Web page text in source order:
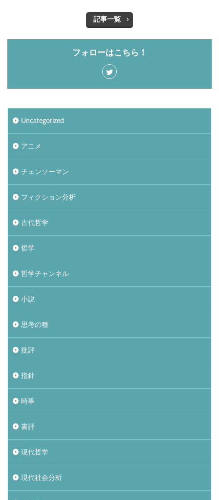
記事一覧
フォローはこちら！
Uncategorized
アニメ
チェンソーマン
フィクション分析
古代哲学
哲学
哲学チャンネル
小説
思考の種
批評
指針
時事
書評
現代哲学
現代社会分析